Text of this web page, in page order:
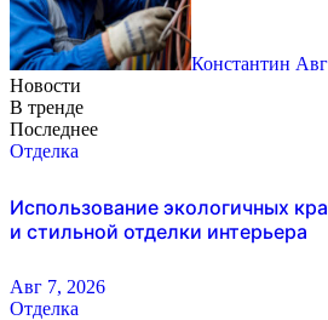
Константин
Новости
В тренде
Последнее
Отделка
Использование экологичных
и стильной отделки интерьера
Авг 7, 2026
Отделка